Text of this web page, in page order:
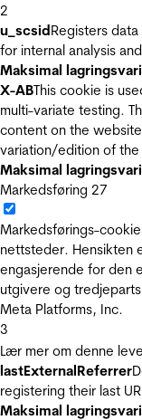
2
u_scsidRegisters
for internal analysis
Maksimal
X-ABThis cookie is
multi-variate testing.
content on the
variation/edition of the
Maksimal
Markedsføring 27
Markedsførings-
nettsteder. Hensikten
engasjerende for den
utgivere og
Meta Platforms, Inc.
3
Lær mer om denne
lastExternalReferrer
registering their last
Maksimal